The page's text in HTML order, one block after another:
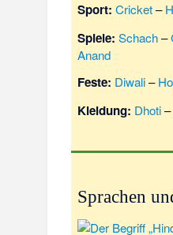
Sport: Cricket–
Spiele: Schach–
Anand
Feste: Diwali–
Kleidung: Dhoti–
Sprachen